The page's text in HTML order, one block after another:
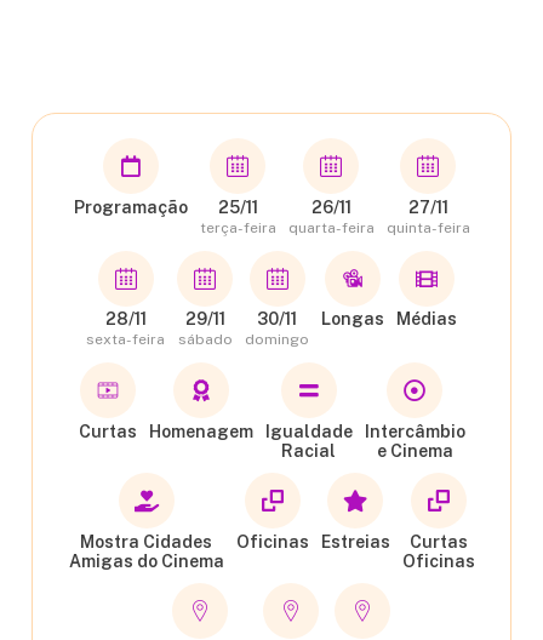
Programação 25/11
terça-feira
26/11
quarta-feira
27/11
quinta-feira
28/11
sexta-feira
29/11
sábado
30/11
domingo
Longas Médias
Curtas Homenagem
Igualdade
Racial
Intercâmbio
e Cinema
Mostra Cidades
Amigas do Cinema
Oficinas Estreias
Curtas
Oficinas